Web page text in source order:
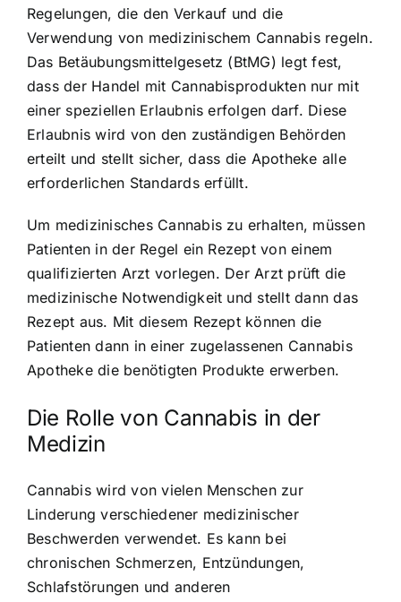
Regelungen, die den Verkauf und die
Verwendung von medizinischem Cannabis regeln.
Das Betäubungsmittelgesetz (BtMG) legt fest,
dass der Handel mit Cannabisprodukten nur mit
einer speziellen Erlaubnis erfolgen darf. Diese
Erlaubnis wird von den zuständigen Behörden
erteilt und stellt sicher, dass die Apotheke alle
erforderlichen Standards erfüllt.
Um medizinisches Cannabis zu erhalten, müssen
Patienten in der Regel ein Rezept von einem
qualifizierten Arzt vorlegen. Der Arzt prüft die
medizinische Notwendigkeit und stellt dann das
Rezept aus. Mit diesem Rezept können die
Patienten dann in einer zugelassenen Cannabis
Apotheke die benötigten Produkte erwerben.
Die Rolle von Cannabis in der
Medizin
Cannabis wird von vielen Menschen zur
Linderung verschiedener medizinischer
Beschwerden verwendet. Es kann bei
chronischen Schmerzen, Entzündungen,
Schlafstörungen und anderen